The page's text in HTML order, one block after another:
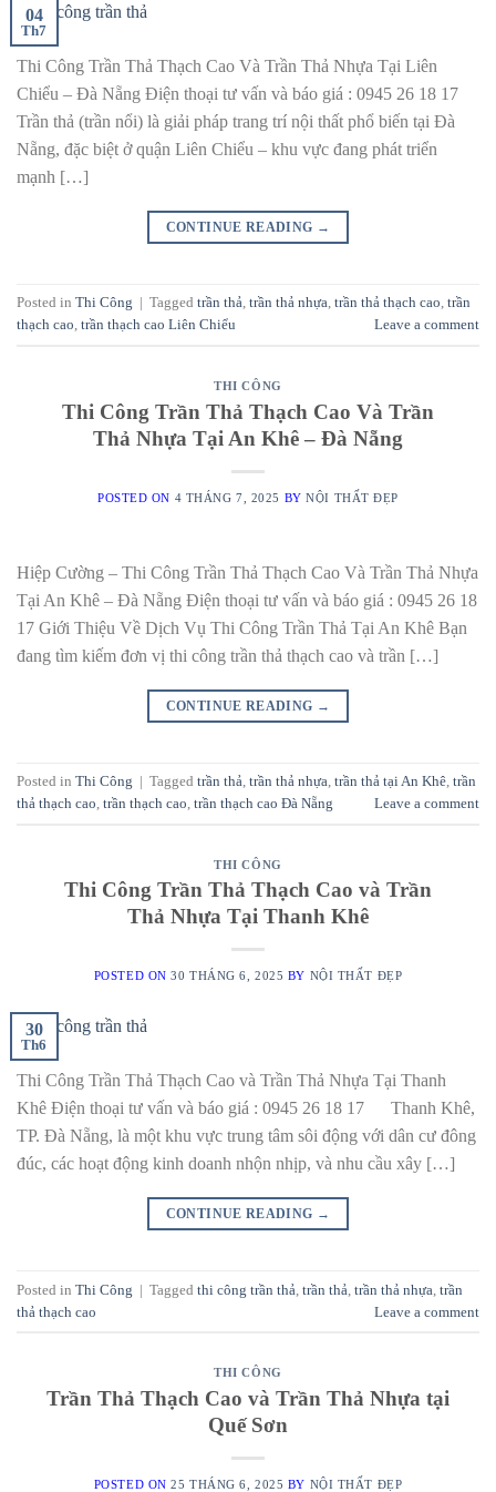
04
Th7
Thi Công Trần Thả Thạch Cao Và Trần Thả Nhựa Tại Liên
Chiểu – Đà Nẵng Điện thoại tư vấn và báo giá : 0945 26 18 17
Trần thả (trần nổi) là giải pháp trang trí nội thất phổ biến tại Đà
Nẵng, đặc biệt ở quận Liên Chiểu – khu vực đang phát triển
mạnh […]
CONTINUE READING →
Posted in Thi Công Tagged trần thả, trần thả nhựa, trần thả thạch cao, trần
thạch cao, trần thạch cao Liên Chiểu Leave a comment
THI CÔNG
Thi Công Trần Thả Thạch Cao Và Trần
Thả Nhựa Tại An Khê – Đà Nẵng
POSTED ON 4 THÁNG 7, 2025 BYNỘI THẤT ĐẸP
Hiệp Cường – Thi Công Trần Thả Thạch Cao Và Trần Thả Nhựa
Tại An Khê – Đà Nẵng Điện thoại tư vấn và báo giá : 0945 26 18
17 Giới Thiệu Về Dịch Vụ Thi Công Trần Thả Tại An Khê Bạn
đang tìm kiếm đơn vị thi công trần thả thạch cao và trần […]
CONTINUE READING →
Posted in Thi Công Tagged trần thả, trần thả nhựa, trần thả tại An Khê, trần
thả thạch cao, trần thạch cao, trần thạch cao Đà Nẵng Leave a comment
THI CÔNG
Thi Công Trần Thả Thạch Cao và Trần
Thả Nhựa Tại Thanh Khê
POSTED ON30 THÁNG 6, 2025 BY NỘI THẤT ĐẸP
30
Th6
Thi Công Trần Thả Thạch Cao và Trần Thả Nhựa Tại Thanh
Khê Điện thoại tư vấn và báo giá : 0945 26 18 17 Thanh Khê,
TP. Đà Nẵng, là một khu vực trung tâm sôi động với dân cư đông
đúc, các hoạt động kinh doanh nhộn nhịp, và nhu cầu xây […]
CONTINUE READING →
Posted in Thi Công | Tagged thi công trần thả trần thả trần thả nhựa trần
thả thạch cao
Leave a comment
THI CÔNG
Trần Thả Thạch Cao và Trần Thả Nhựa tại
Quế Sơn
POSTED ON25 THÁNG 6, 2025 BY NỘI THẤT ĐẸP